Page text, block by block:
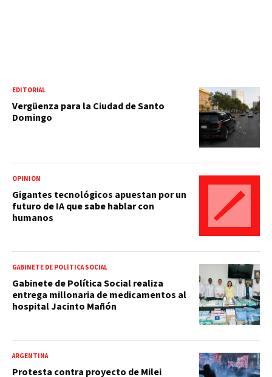
EDITORIAL
Vergüenza para la Ciudad de Santo
Domingo
OPINIÓN
Gigantes tecnológicos apuestan por un
futuro de IA que sabe hablar con
humanos
GABINETE DE POLÍTICA SOCIAL
Gabinete de Política Social realiza
entrega millonaria de medicamentos al
hospital Jacinto Mañón
ARGENTINA
Protesta contra proyecto de Milei